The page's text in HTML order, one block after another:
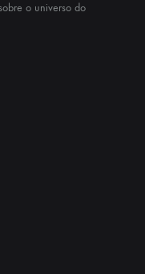
o universo do